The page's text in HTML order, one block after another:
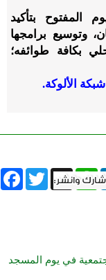
المفتوح بتأكيد
وتوسيع برامجها
بكافة طوائفه؛
شبكة الألوكة.
Twitter X
WhatsApp
في يوم المسجد